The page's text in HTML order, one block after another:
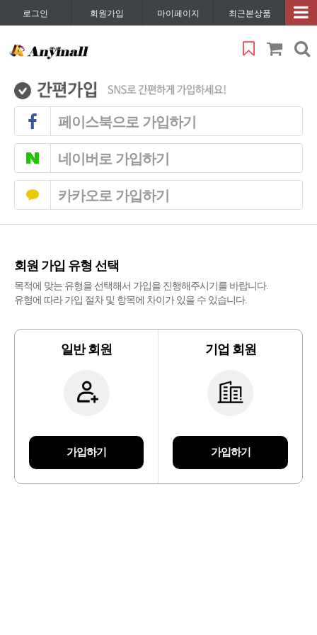
로그인 회원가입 마이페이지 최근본상품
페이스북으로 가입하기
네이버로 가입하기
카카오로 가입하기
회원 가입 유형 선택
목적에 맞는 유형을 선택해서 가입을 진행해주시기를 바랍니다.
유형에 따라 가입 절차 및 항목에 차이가 있을 수 있습니다.
일반 회원
가입하기
기업 회원
가입하기